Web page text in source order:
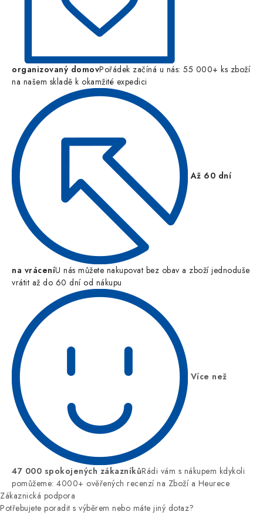
organizovaný domovPořádek začíná u nás: 55 000+ ks zboží
na našem skladě k okamžité expedici
Až 60 dní
na vráceníU nás můžete nakupovat bez obav a zboží jednoduše
vrátit až do 60 dní od nákupu
Více než
47 000 spokojených zákazníkůRádi vám s nákupem kdykoli
pomůžeme: 4000+ ověřených recenzí na Zboží a Heurece
Zákaznická podpora
Potřebujete poradit s výběrem nebo máte jiný dotaz?